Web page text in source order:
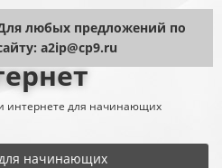
плюс
интернете для начинающих
начинающих
любых предложений по
a2ip@cp9.ru